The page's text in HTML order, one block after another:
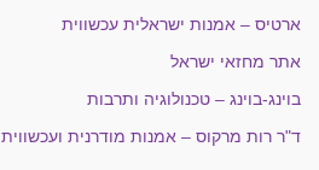
ארטיס – אמנות ישראלית עכשווית
אתר מחזאי ישראל
בוינג-בוינג – טכנולוגיה ותרבות
ד"ר רות מרקוס – אמנות מודרנית ועכשווית